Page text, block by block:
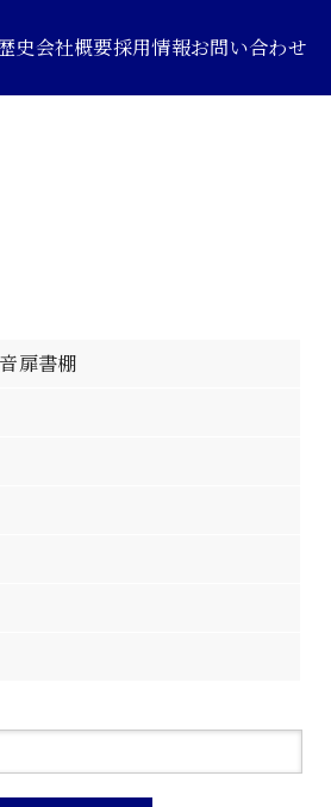
史会社概要採用情報お問い合わせ
扉書棚